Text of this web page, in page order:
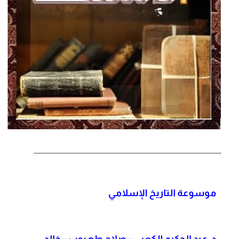
موسوعة التاريخ الإسلامي